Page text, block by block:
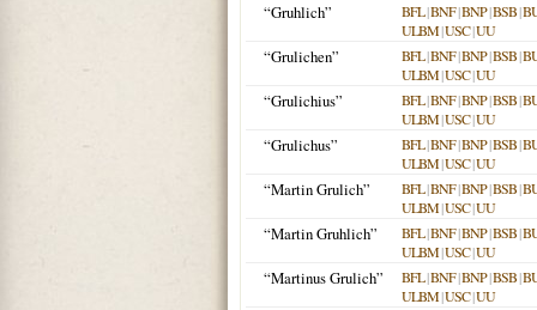
“Gruhlich” BFL|BNF|BNP|BSB|
ULBM|USC|UU
“Grulichen” BFL|BNF|BNP|BSB|
ULBM|USC|UU
“Grulichius” BFL|BNF|BNP|BSB|
ULBM|USC|UU
“Grulichus” BFL|BNF|BNP|BSB|
ULBM|USC|UU
“Martin Grulich” BFL|BNF|BNP|BSB|
ULBM|USC|UU
“Martin Gruhlich” BFL|BNF|BNP|BSB|
ULBM|USC|UU
“Martinus Grulich” BFL|BNF|BNP|BSB|
ULBM|USC|UU